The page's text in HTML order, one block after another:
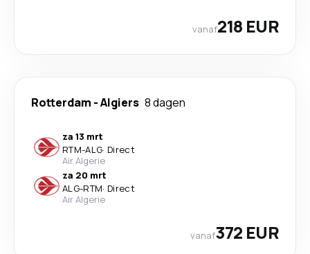
vanaf218 EUR
Rotterdam -Algiers 8 dagen
za 13 mrt
RTM-ALG· Direct
Air Algerie
za 20 mrt
ALG-RTM· Direct
Air Algerie
vanaf372 EUR